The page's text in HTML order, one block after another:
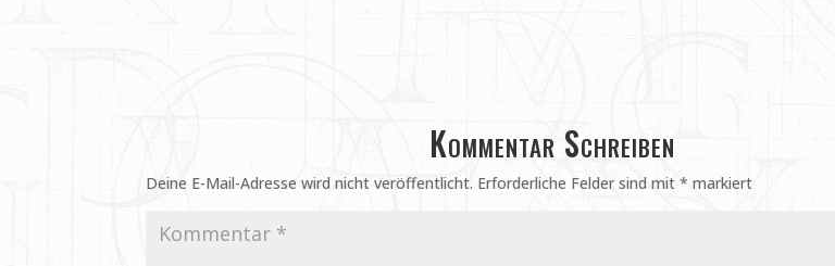
Kommentar Schreiben
Deine E-Mail-Adresse wird nicht veröffentlicht. Erforderliche Felder sind mit* markiert